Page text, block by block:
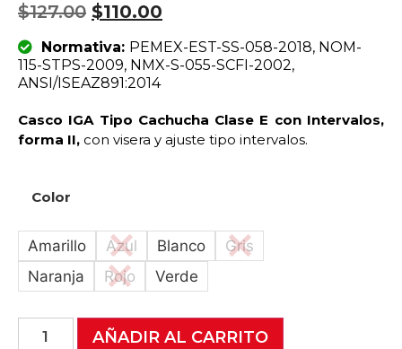
$127.00 $110.00
Normativa: PEMEX-EST-SS-058-2018, NOM-
115-STPS-2009, NMX-S-055-SCFI-2002,
ANSI/ISEAZ891:2014
Casco IGA Tipo Cachucha Clase E con Intervalos,
forma II, con visera y ajuste tipo intervalos.
Color
Amarillo Azul Blanco
Gris
Naranja
Rojo Verde
AÑADIR AL CARRITO